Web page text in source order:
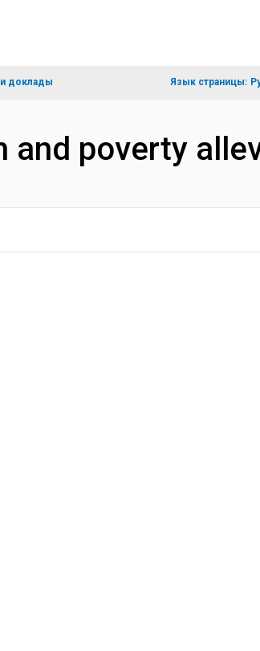
доклады Язык страницы:
and poverty